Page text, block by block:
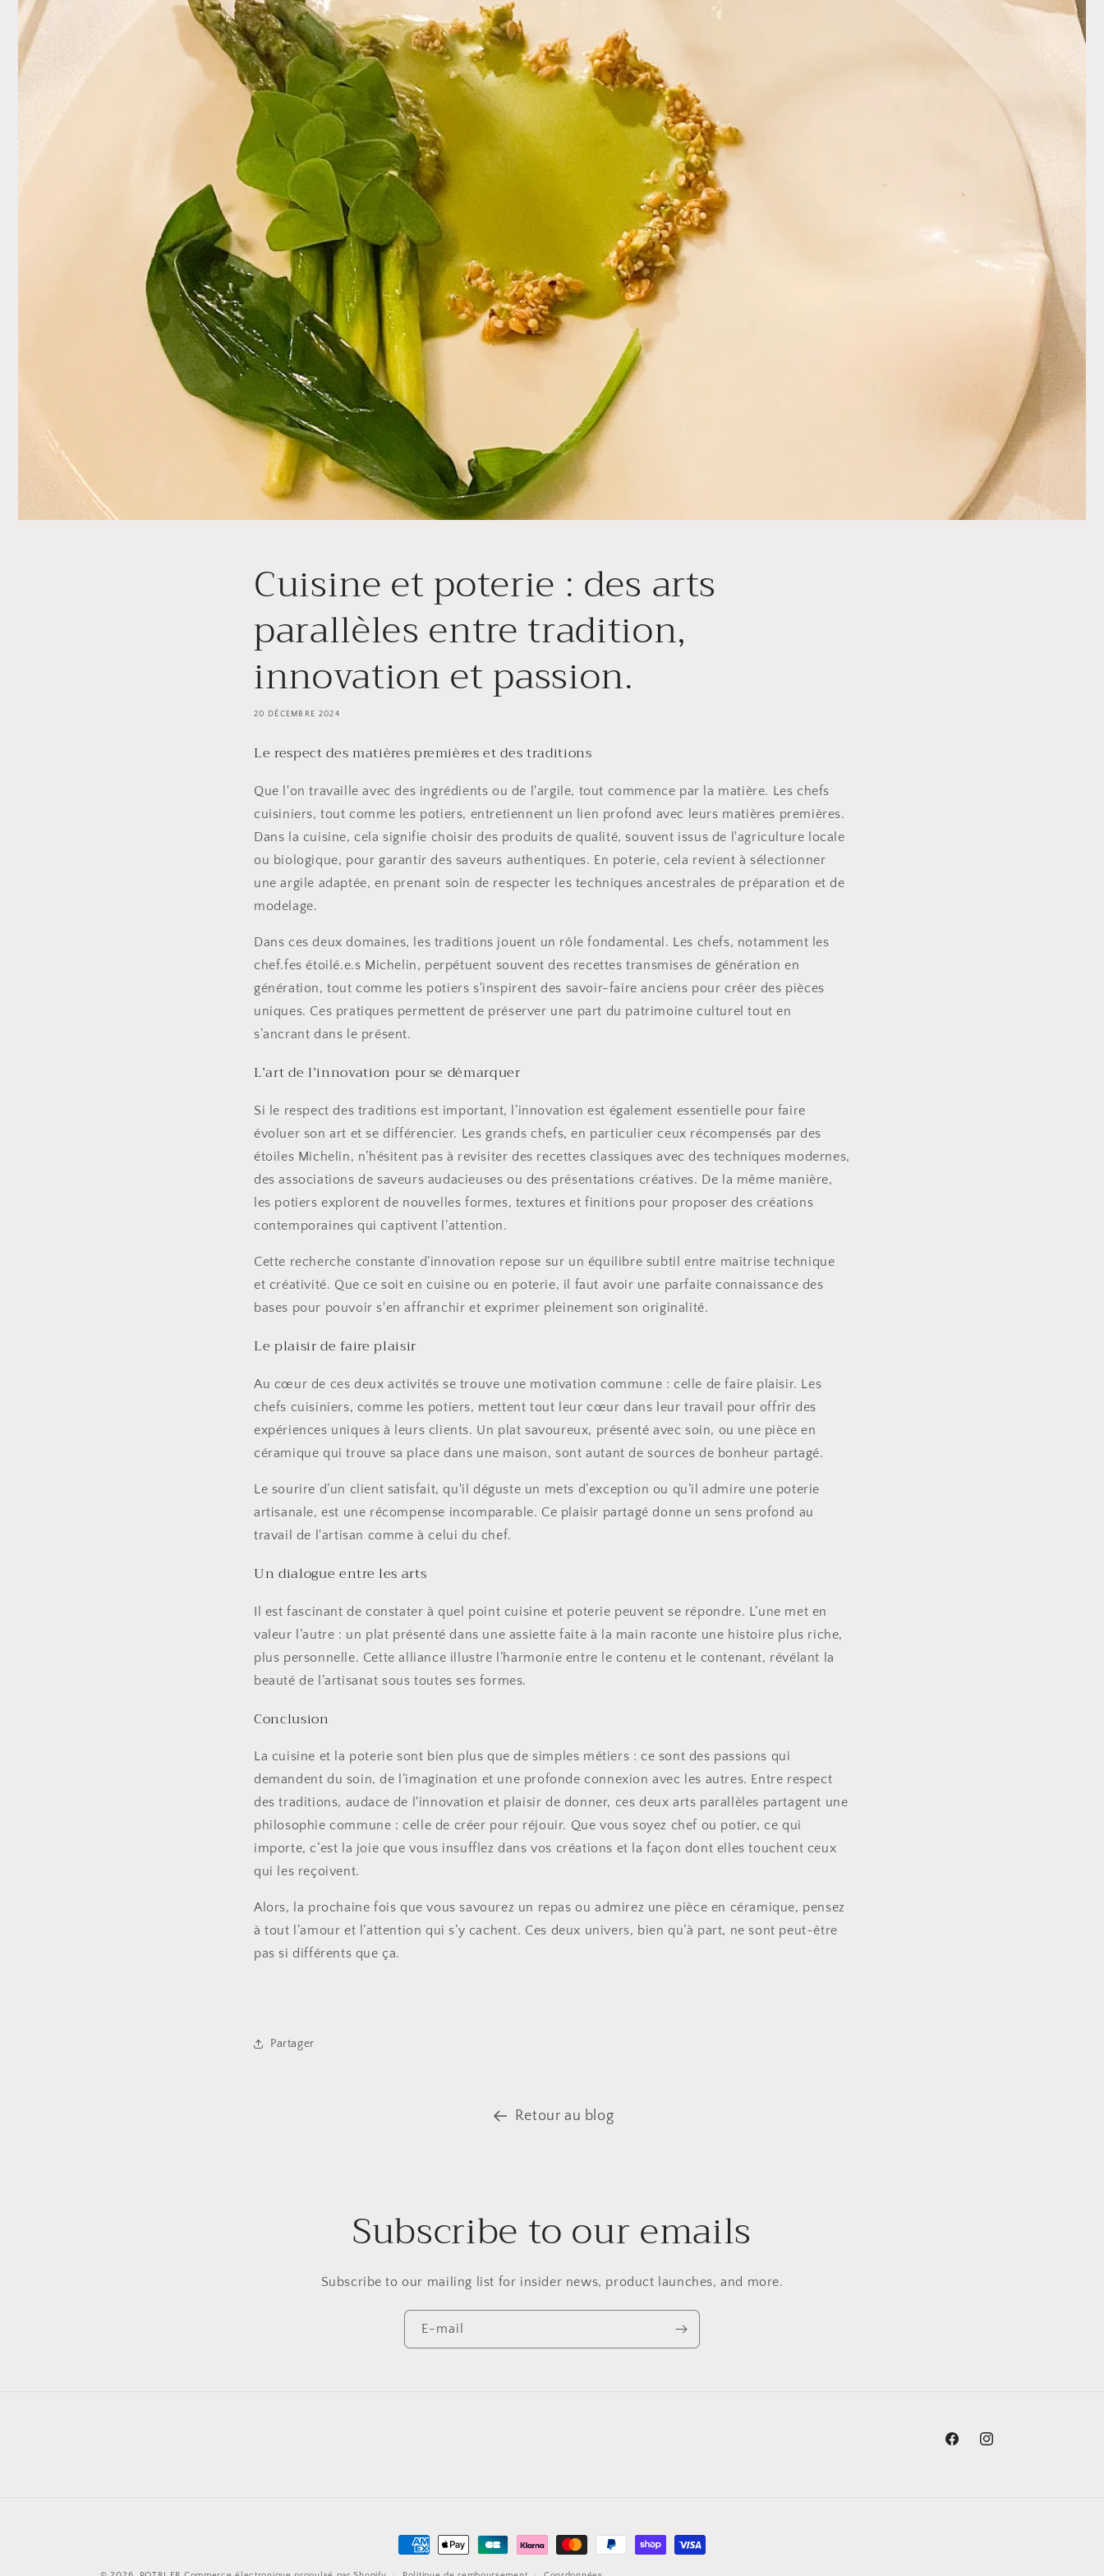
Cuisine et poterie : des arts
parallèles entre tradition,
innovation et passion.
20 DÉCEMBRE 2024
Le respect des matières premières et des traditions
Que l'on travaille avec des ingrédients ou de l'argile, tout commence par la matière. Les chefs
cuisiniers, tout comme les potiers, entretiennent un lien profond avec leurs matières premières.
Dans la cuisine, cela signifie choisir des produits de qualité, souvent issus de l'agriculture locale
ou biologique, pour garantir des saveurs authentiques. En poterie, cela revient à sélectionner
une argile adaptée, en prenant soin de respecter les techniques ancestrales de préparation et de
modelage.
Dans ces deux domaines, les traditions jouent un rôle fondamental. Les chefs, notamment les
chef.fes étoilé.e.s Michelin, perpétuent souvent des recettes transmises de génération en
génération, tout comme les potiers s'inspirent des savoir-faire anciens pour créer des pièces
uniques. Ces pratiques permettent de préserver une part du patrimoine culturel tout en
s’ancrant dans le présent.
L’art de l’innovation pour se démarquer
Si le respect des traditions est important, l’innovation est également essentielle pour faire
évoluer son art et se différencier. Les grands chefs, en particulier ceux récompensés par des
étoiles Michelin, n’hésitent pas à revisiter des recettes classiques avec des techniques modernes,
des associations de saveurs audacieuses ou des présentations créatives. De la même manière,
les potiers explorent de nouvelles formes, textures et finitions pour proposer des créations
contemporaines qui captivent l’attention.
Cette recherche constante d’innovation repose sur un équilibre subtil entre maîtrise technique
et créativité. Que ce soit en cuisine ou en poterie, il faut avoir une parfaite connaissance des
bases pour pouvoir s'en affranchir et exprimer pleinement son originalité.
Le plaisir de faire plaisir
Au cœur de ces deux activités se trouve une motivation commune : celle de faire plaisir. Les
chefs cuisiniers, comme les potiers, mettent tout leur cœur dans leur travail pour offrir des
expériences uniques à leurs clients. Un plat savoureux, présenté avec soin, ou une pièce en
céramique qui trouve sa place dans une maison, sont autant de sources de bonheur partagé.
Le sourire d’un client satisfait, qu'il déguste un mets d’exception ou qu’il admire une poterie
artisanale, est une récompense incomparable. Ce plaisir partagé donne un sens profond au
travail de l'artisan comme à celui du chef.
Un dialogue entre les arts
Il est fascinant de constater à quel point cuisine et poterie peuvent se répondre. L’une met en
valeur l’autre : un plat présenté dans une assiette faite à la main raconte une histoire plus riche,
plus personnelle. Cette alliance illustre l’harmonie entre le contenu et le contenant, révélant la
beauté de l’artisanat sous toutes ses formes.
Conclusion
La cuisine et la poterie sont bien plus que de simples métiers : ce sont des passions qui
demandent du soin, de l’imagination et une profonde connexion avec les autres. Entre respect
des traditions, audace de l'innovation et plaisir de donner, ces deux arts parallèles partagent une
philosophie commune : celle de créer pour réjouir. Que vous soyez chef ou potier, ce qui
importe, c’est la joie que vous insufflez dans vos créations et la façon dont elles touchent ceux
qui les reçoivent.
Alors, la prochaine fois que vous savourez un repas ou admirez une pièce en céramique, pensez
à tout l’amour et l’attention qui s’y cachent. Ces deux univers, bien qu’à part, ne sont peut-être
pas si différents que ça.
Partager
Retour au blog
Subscribe to our emails
Subscribe to our mailing list for insider news, product launches, and more.
E-mail
FacebookInstagram
Moyens
de